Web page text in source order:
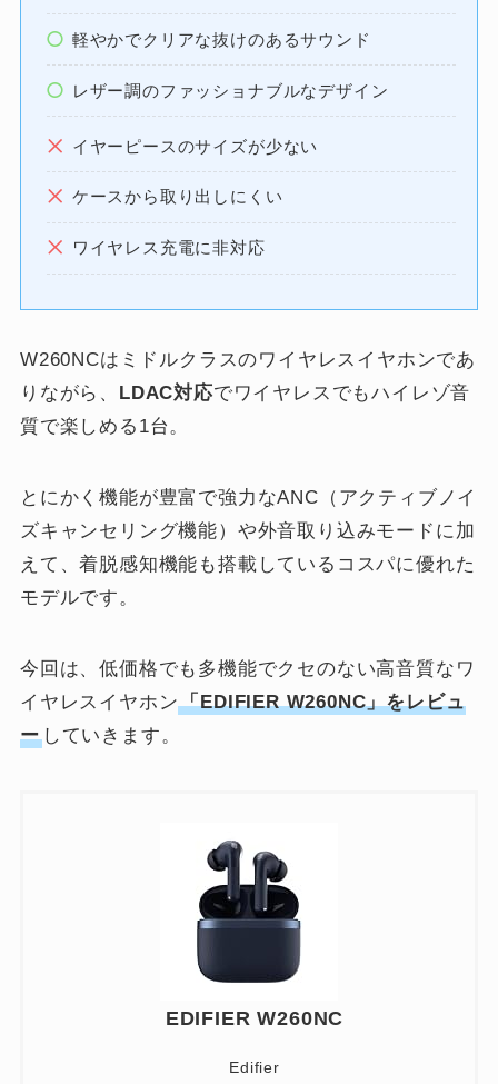
軽やかでクリアな抜けのあるサウンド
レザー調のファッショナブルなデザイン
イヤーピースのサイズが少ない
ケースから取り出しにくい
ワイヤレス充電に非対応
W260NCはミドルクラスのワイヤレスイヤホンであ
りながら、
LDAC対応でワイヤレスでもハイレゾ音
質で楽しめる1台。
とにかく機能が豊富で強力なANC（アクティブノイ
ズキャンセリング機能）や外音取り込みモードに加
えて、着脱感知機能も搭載しているコスパに優れた
モデルです。
今回は、低価格でも多機能でクセのない高音質なワ
イヤレスイヤホン「EDIFIER W260NC」をレビュ
ーしていきます。
EDIFIER W260NC
Edifier